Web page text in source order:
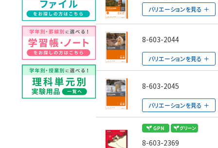
バリエーションを見る
8-603-2044
バリエーションを見る
8-603-2045
バリエーションを見る
8-603-2369